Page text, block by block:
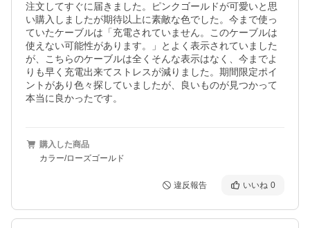
注文してすぐに届きました。ピンクゴールドが可愛いと思
い購入しましたが期待以上に素敵な色でした。今まで使っ
ていたケーブルは「充電されていません。このケーブルは
使えない可能性があります。」とよく表示されていました
が、こちらのケーブルは全くそんな表示はなく、今までよ
りも早く充電出来てストレスが減りました。期間限定ポイ
ントがあり色々探していましたが、良いものが見つかって
本当に良かったです。
購入した商品
カラー/ローズゴールド
違反報告 いいね 0